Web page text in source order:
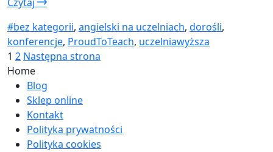
#bez kategorii, angielski na uczelniach, dorośli,
konferencje, ProudToTeach, uczelniawyższa
Stronicowanie
wpisów
Strona
1 Strona
2 Następna strona
Home
Blog
Sklep online
Kontakt
Polityka prywatności
Polityka cookies